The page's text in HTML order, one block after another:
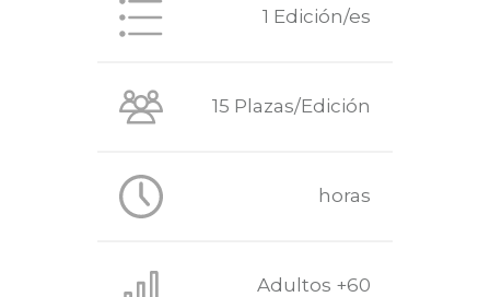
1 Edición/es
15 Plazas/Edición
horas
Adultos +60